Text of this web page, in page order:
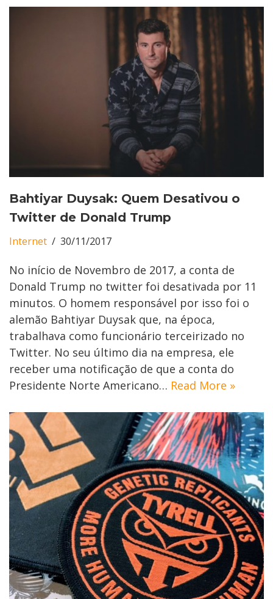
Bahtiyar Duysak: Quem Desativou o
Twitter de Donald Trump
Internet 30/11/2017
No início de Novembro de 2017, a conta de
Donald Trump no twitter foi desativada por 11
minutos. O homem responsável por isso foi o
alemão Bahtiyar Duysak que, na época,
trabalhava como funcionário terceirizado no
Twitter. No seu último dia na empresa, ele
receber uma notificação de que a conta do
Presidente Norte Americano… Read More »